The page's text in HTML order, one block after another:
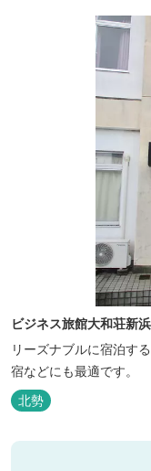
計しています。 当館は全室スイート、美食オールインクルーシブを
コンセプトとしており
ビジネス旅館大和荘新
リーズナブルに宿泊す
宿などにも最適です。
北勢